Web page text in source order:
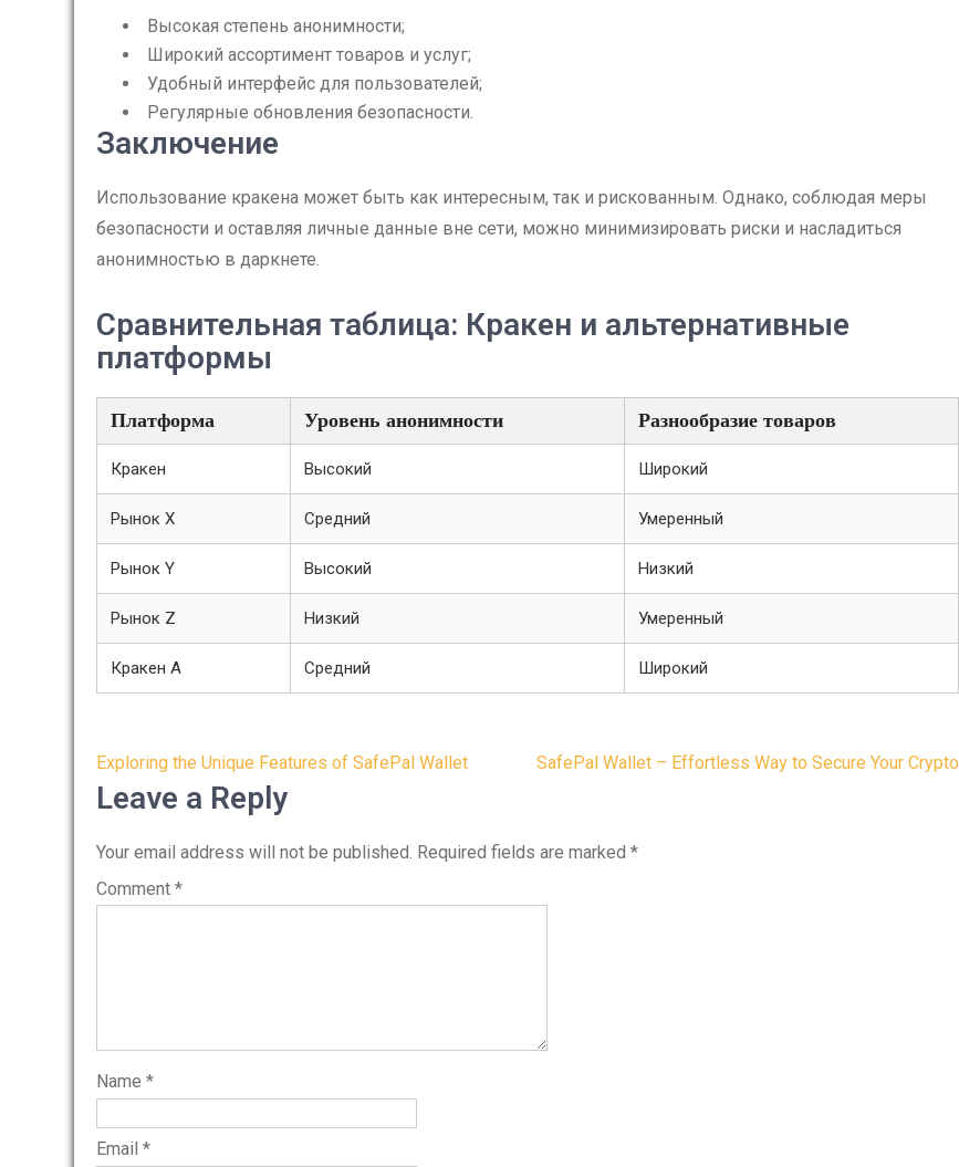
Высокая степень анонимности;
Широкий ассортимент товаров и услуг;
Удобный интерфейс для пользователей;
Регулярные обновления безопасности.
Заключение
Использование кракена может быть как интересным, так и рискованным. Однако, соблюдая меры
безопасности и оставляя личные данные вне сети, можно минимизировать риски и насладиться
анонимностью в даркнете.
Сравнительная таблица: Кракен и альтернативные
платформы
Платформа Уровень анонимности Разнообразие товаров
Кракен Высокий Широкий
Рынок Х Средний Умеренный
Рынок Y Высокий Низкий
Рынок Z Низкий Умеренный
Кракен А Средний Широкий
Post
navigation
Exploring the Unique Features of SafePal Wallet SafePal Wallet – Effortless Way to Secure Your Crypto
Leave a Reply
Your email address will not be published. Required fields are marked *
Comment *
Name *
Email *